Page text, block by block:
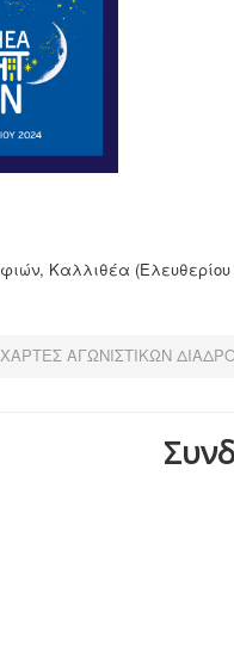
Καλλιθέα
ΧΑΡΤΕΣ ΑΓΩΝΙΣΤΙΚΩΝ